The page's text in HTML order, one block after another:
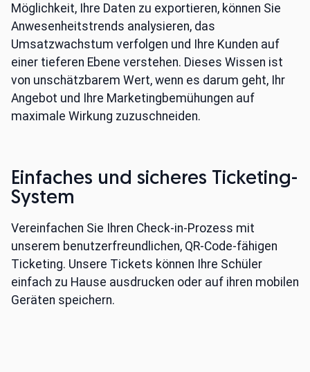
Möglichkeit, Ihre Daten zu exportieren, können Sie
Anwesenheitstrends analysieren, das
Umsatzwachstum verfolgen und Ihre Kunden auf
einer tieferen Ebene verstehen. Dieses Wissen ist
von unschätzbarem Wert, wenn es darum geht, Ihr
Angebot und Ihre Marketingbemühungen auf
maximale Wirkung zuzuschneiden.
Einfaches und sicheres Ticketing-
System
Vereinfachen Sie Ihren Check-in-Prozess mit
unserem benutzerfreundlichen, QR-Code-fähigen
Ticketing. Unsere Tickets können Ihre Schüler
einfach zu Hause ausdrucken oder auf ihren mobilen
Geräten speichern.